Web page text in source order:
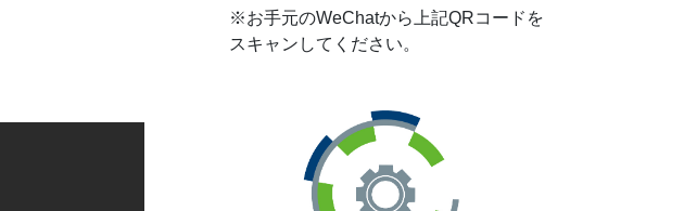
※お手元のWeChatから上記QRコードを
スキャンしてください。